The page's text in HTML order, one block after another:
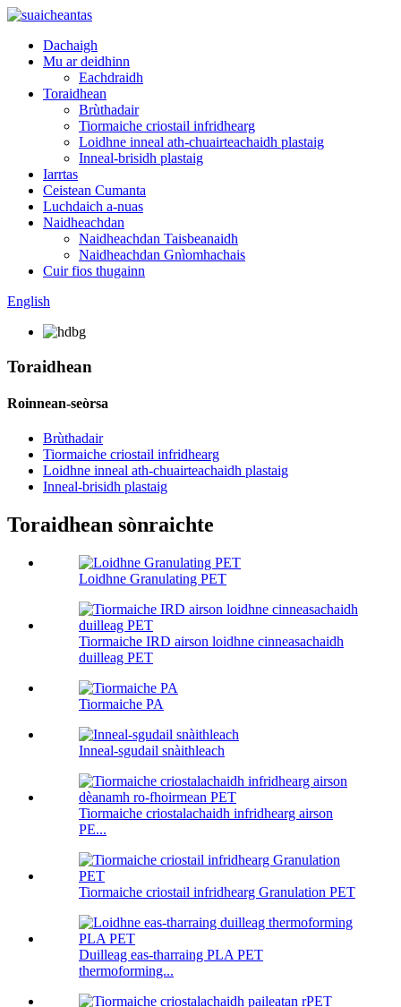
Dachaigh
Mu ar deidhinn
Eachdraidh
Toraidhean
Brùthadair
Tiormaiche criostail infridhearg
Loidhne inneal ath-chuairteachaidh plastaig
Inneal-brisidh plastaig
Iarrtas
Ceistean Cumanta
Luchdaich a-nuas
Naidheachdan
Naidheachdan Taisbeanaidh
Naidheachdan Gnìomhachais
Cuir fios thugainn
English
Toraidhean
Roinnean-seòrsa
Brùthadair
Tiormaiche criostail infridhearg
Loidhne inneal ath-chuairteachaidh plastaig
Inneal-brisidh plastaig
Toraidhean sònraichte
Loidhne Granulating PET
Tiormaiche IRD airson loidhne cinneasachaidh
duilleag PET
Tiormaiche PA
Inneal-sgudail snàithleach
Tiormaiche criostalachaidh infridhearg airson
PE...
Tiormaiche criostail infridhearg Granulation PET
Duilleag eas-tharraing PLA PET
thermoforming...